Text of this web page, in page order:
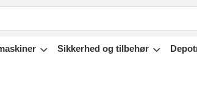
Sikkerhed og tilbehør